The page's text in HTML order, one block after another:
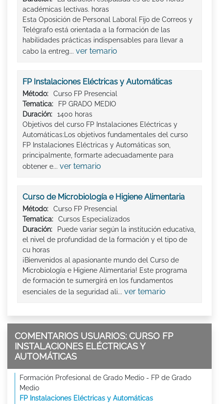
académicas lectivas. horas
Esta Oposición de Personal Laboral Fijo de Correos y
Telégrafo está orientada a la formación de las
habilidades prácticas indispensables para llevar a
cabo la entreg... ver temario
FP Instalaciones Eléctricas y Automáticas
Método:
Curso FP Presencial
Tematica:
FP GRADO MEDIO
Duración:
1400 horas
Objetivos del curso FP Instalaciones Eléctricas y
Automáticas:Los objetivos fundamentales del curso
FP Instalaciones Eléctricas y Automáticas son,
principalmente, formarte adecuadamente para
obtener e... ver temario
Curso de Microbiología e Higiene Alimentaria
Método:
Curso FP Presencial
Tematica:
Cursos Especializados
Duración:
Puede variar según la institución educativa,
el nivel de profundidad de la formación y el tipo de
cu horas
¡Bienvenidos al apasionante mundo del Curso de
Microbiología e Higiene Alimentaria! Este programa
de formación te sumergirá en los fundamentos
esenciales de la seguridad ali... ver temario
COMENTARIOS USUARIOS: CURSO FP
INSTALACIONES ELÉCTRICAS Y
AUTOMÁTICAS
Formación Profesional de Grado Medio - FP de Grado
Medio
FP Instalaciones Eléctricas y Automáticas